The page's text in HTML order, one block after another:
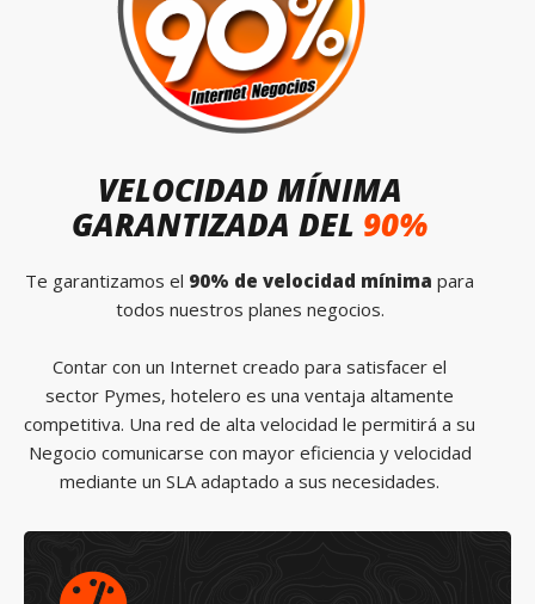
VELOCIDAD MÍNIMA
GARANTIZADA DEL 90%
Te garantizamos el 90% de velocidad mínima para
todos nuestros planes negocios.
Contar con un Internet creado para satisfacer el
sector Pymes, hotelero es una ventaja altamente
competitiva. Una red de alta velocidad le permitirá a su
Negocio comunicarse con mayor eficiencia y velocidad
mediante un SLA adaptado a sus necesidades.